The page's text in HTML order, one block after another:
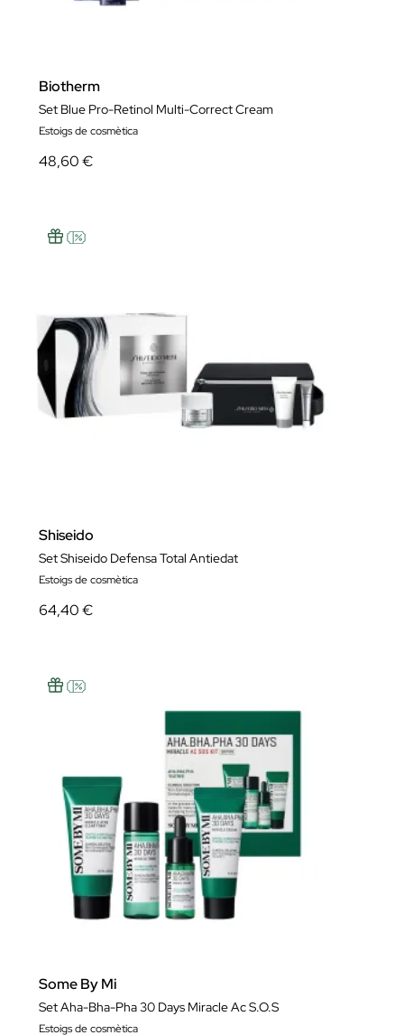
Biotherm
Set Blue Pro-Retinol Multi-Correct Cream
Estoigs de cosmètica
48,60 €
Shiseido
Set Shiseido Defensa Total Antiedat
Estoigs de cosmètica
64,40 €
Some By Mi
Set Aha-Bha-Pha 30 Days Miracle Ac S.O.S
Estoigs de cosmètica